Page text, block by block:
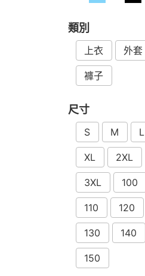
類別
上衣 外套
褲子
尺寸
S M L
XL 2XL
3XL 100
110 120
130 140
150